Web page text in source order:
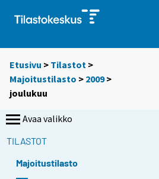
Etusivu > Tilastot >
Majoitustilasto > 2009>
joulukuu
Avaa valikko
TILASTOT
Majoitustilasto